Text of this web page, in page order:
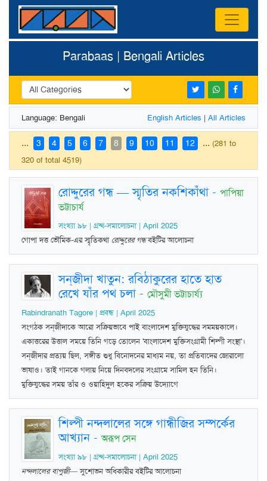
Parabaas | Bengali Articles
Language: Bengali English Articles | All Articles
... 3 4 5 6 7 8 9 10 11 12 ... (281 to
320 of total 4519)
রোদ্দুরের গন্ধ — স্মৃতির নকশিকাঁথা- পাপিয়া
ভট্টাচার্য
সংখ্যা ৯৮ | গ্রন্থ-সমালোচনা | April 2025
গোপা দত্ত ভৌমিক-এর স্মৃতিকথা রোদ্দুরের গন্ধবইটির আলোচনা
সন্‌জীদা খাতুন: রবিঠাকুরের হাতে হাত
রেখে যাঁর পথ চলা- মৌসুমী ভট্টাচার্য্য
Rabindranath Tagore | প্রবন্ধ | April 2025
সংগঠক সন্‌জীদাকে আরো সক্রিয়ভাবে পাই বাংলাদেশ মুক্তিযুদ্ধের সমময়কালে।
একাত্তরের উত্তাল সময়ে তিনি গড়ে তোলেন 'বাংলাদেশ মুক্তিসংগ্রামী শিল্পী সংস্থা'।
সন্‌জীদার প্রত্যয় ছিল, সঙ্গীত শুধু বিনোদনের মাধ্যম নয়, তা প্রতিবাদের জোরালো
ভাষাও। তাই গানকে গলায় নিয়ে দিনবদলের সংগ্রামে সামিল হন তিনি।
মুক্তিযুদ্ধের সময় তাঁর ও ওয়াহিদুল হকের সক্রিয় উদ্যোগে
শিল্পী নন্দলালের সঙ্গে গান্ধীজির সম্পর্কের
আখ্যান -অরূপ সেন
সংখ্যা ৯৮ | গ্রন্থ-সমালোচনা | April 2025
নন্দলালের বাপুজী— সুশোভন অধিকারীর বইটির আলোচনা